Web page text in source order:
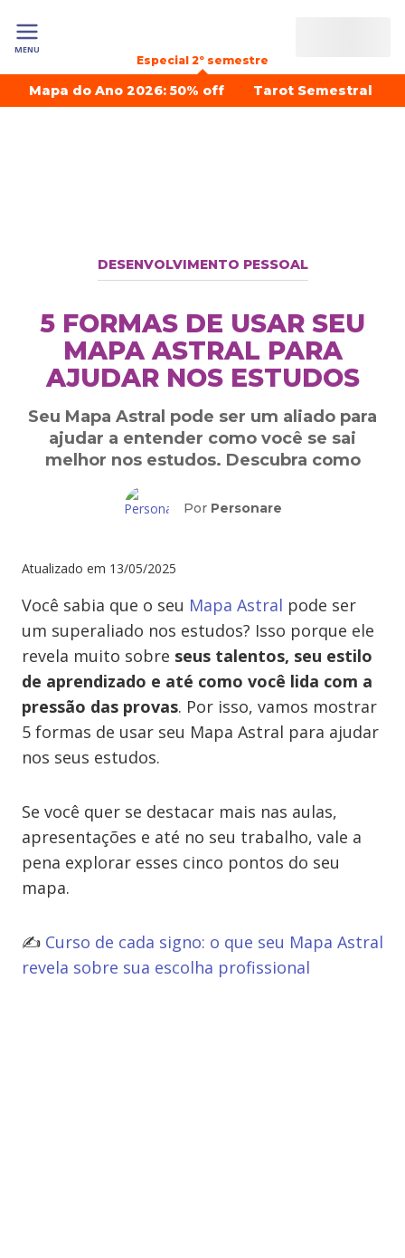
MENU
Especial 2º semestre
Mapa do Ano 2026: 50% off Tarot Semestral
DESENVOLVIMENTO PESSOAL
5 FORMAS DE USAR SEU
MAPA ASTRAL PARA
AJUDAR NOS ESTUDOS
Seu Mapa Astral pode ser um aliado para
ajudar a entender como você se sai
melhor nos estudos. Descubra como
Por Personare
Atualizado em 13/05/2025
Você sabia que o seu Mapa Astral pode ser
um superaliado nos estudos? Isso porque ele
revela muito sobre seus talentos, seu estilo
de aprendizado e até como você lida com a
pressão das provas. Por isso, vamos mostrar
5 formas de usar seu Mapa Astral para ajudar
nos seus estudos.
Se você quer se destacar mais nas aulas,
apresentações e até no seu trabalho, vale a
pena explorar esses cinco pontos do seu
mapa.
✍️ Curso de cada signo: o que seu Mapa Astral
revela sobre sua escolha profissional